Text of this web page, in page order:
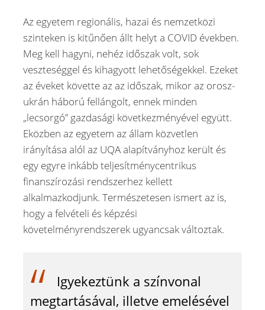
Az egyetem regionális, hazai és nemzetközi
szinteken is kitűnően állt helyt a COVID években.
Meg kell hagyni, nehéz időszak volt, sok
veszteséggel és kihagyott lehetőségekkel. Ezeket
az éveket követte az az időszak, mikor az orosz-
ukrán háború fellángolt, ennek minden
„lecsorgó” gazdasági következményével együtt.
Eközben az egyetem az állam közvetlen
irányítása alól az UQA alapítványhoz került és
egy egyre inkább teljesítménycentrikus
finanszírozási rendszerhez kellett
alkalmazkodjunk. Természetesen ismert az is,
hogy a felvételi és képzési
követelményrendszerek ugyancsak változtak.
Igyekeztünk a színvonal
megtartásával, illetve emelésével